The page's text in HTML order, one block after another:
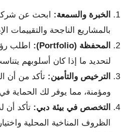
الخبرة والسمعة: ابحث عن
بالمشاريع الناجحة والتقييمات
المحفظة (Portfolio):
اطلب
لتحديد ما إذا كان أسلوبهم
الترخيص والتأمين: تأكد من أن
ومؤمنة، مما يوفر لك الحماية
التخصص في بيئة دبي: تأكد أن
الظروف المناخية المحلية